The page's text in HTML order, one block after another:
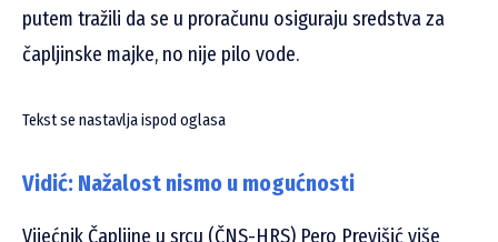
putem tražili da se u proračunu osiguraju sredstva za
čapljinske majke, no nije pilo vode.
Tekst se nastavlja ispod oglasa
Vidić: Nažalost nismo u mogućnosti
Vijećnik Čapljine u srcu (ČNS-HRS) Pero Previšić više